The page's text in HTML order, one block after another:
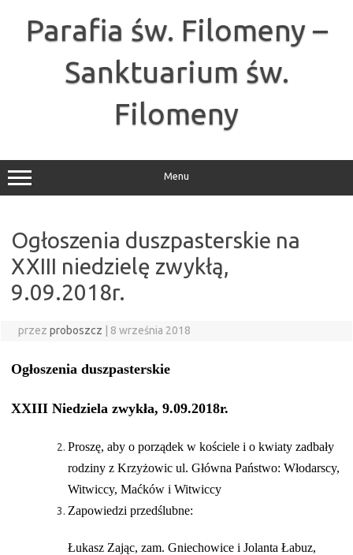
Parafia św. Filomeny –
Sanktuarium św.
Filomeny
Menu
Ogłoszenia duszpasterskie na
XXIII niedzielę zwykłą,
9.09.2018r.
przez proboszcz 8 września 2018
Ogłoszenia duszpasterskie
XXIII Niedziela zwykła, 9.09.2018r.
Proszę, aby o porządek w kościele i o kwiaty zadbały
rodziny z Krzyżowic ul. Główna Państwo: Włodarscy,
Witwiccy, Maćków i Witwiccy
Zapowiedzi przedślubne:
Łukasz Zając, zam. Gniechowice i Jolanta Łabuz,